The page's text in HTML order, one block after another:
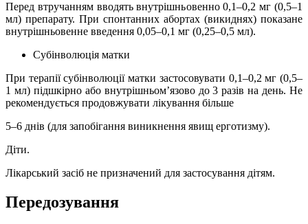
Перед втручанням вводять внутрішньовенно 0,1–0,2 мг (0,5–1
мл) препарату. При спонтанних абортах (викиднях) показане
внутрішньовенне введення 0,05–0,1 мг (0,25–0,5 мл).
Субінволюція матки
При терапії субінволюції матки застосовувати 0,1–0,2 мг (0,5–
1 мл) підшкірно або внутрішньом’язово до 3 разів на день. Не
рекомендується продовжувати лікування більше
5–6 днів (для запобігання виникнення явищ ерготизму).
Діти.
Лікарський засіб не призначений для застосування дітям.
Передозування